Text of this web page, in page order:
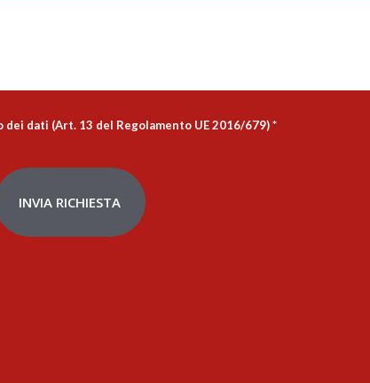
dati (Art. 13 del Regolamento UE 2016/679)*
INVIA RICHIESTA